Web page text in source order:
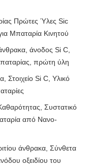
Πρώτες Ύλες Sic
Μπαταρία Κινητού
άνοδος Si C,
πρώτη ύλη
Στοιχείο Si C, Υλικό
Συστατικό
από Νανο-
άνθρακα, Σύνθετα
οξειδίου του